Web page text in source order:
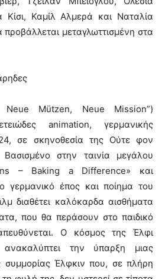
Κίσι, Καμίλ Αλμερά και Ναταλία
προβάλλεται μεταγλωττισμένη στα
Mützen, Neue Mission”)
animation, γερμανικής
σε σκηνοθεσία της Ούτε φον
στην ταινία μεγάλου
– Baking a Difference» και
γερμανικό έπος και ποίημα του
διαθέτει καλόκαρδα αισθήματα
που θα περάσουν στο παιδικό
Ο κόσμος της Έλφι
ανακαλύπτει την ύπαρξη μιας
συμμορίας Έλφκιν που, σε πλήρη